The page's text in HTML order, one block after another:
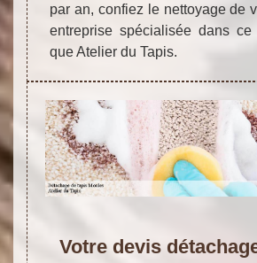
par an, confiez le nettoyage de
entreprise spécialisée dans
que Atelier du Tapis.
Votre devis